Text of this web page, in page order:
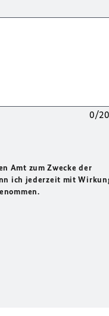
0/
Amt zum Zwecke der
ich jederzeit mit